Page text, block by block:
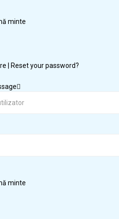
minte
Reset your password?
minte